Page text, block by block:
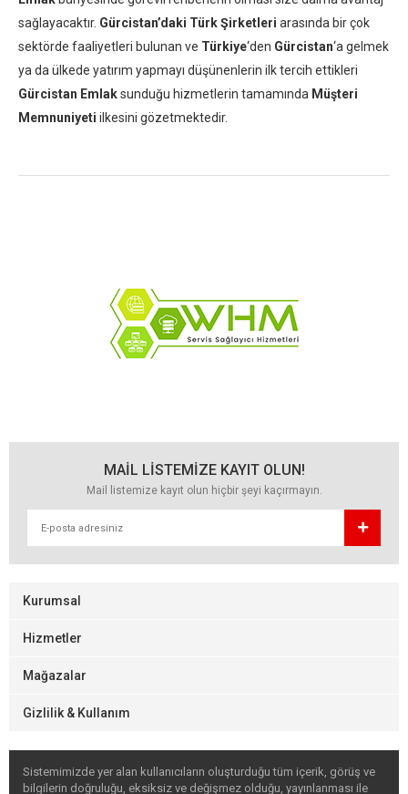
sağlayacaktır. Gürcistan’daki Türk Şirketleri arasında bir çok
sektörde faaliyetleri bulunan ve Türkiye‘den Gürcistan‘a gelmek
ya da ülkede yatırım yapmayı düşünenlerin ilk tercih ettikleri
Gürcistan Emlaksunduğu hizmetlerin tamamında Müşteri
Memnuniyeti ilkesini gözetmektedir.
MAİL LİSTEMİZE KAYIT OLUN!
Mail listemize kayıt olun hiçbir şeyi kaçırmayın.
Kurumsal
Hizmetler
Mağazalar
Gizlilik & Kullanım
Sistemimizde yer alan kullanıcıların oluşturduğu tüm içerik, görüş ve
bilgilerin doğruluğu, eksiksiz ve değişmez olduğu, yayınlanması ile